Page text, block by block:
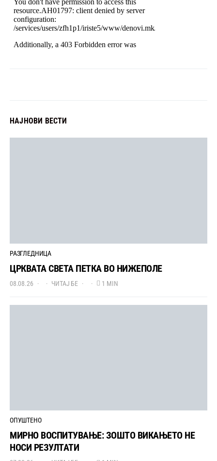
НАЈНОВИ ВЕСТИ
РАЗГЛЕДНИЦА
ЦРКВАТА СВЕТА ПЕТКА ВО НИЖЕПОЛЕ
08.08.26 ЧИТАЈ БЕ 1 MIN
ОПУШТЕНО
МИРНО ВОСПИТУВАЊЕ: ЗОШТО ВИКАЊЕТО НЕ
НОСИ РЕЗУЛТАТИ